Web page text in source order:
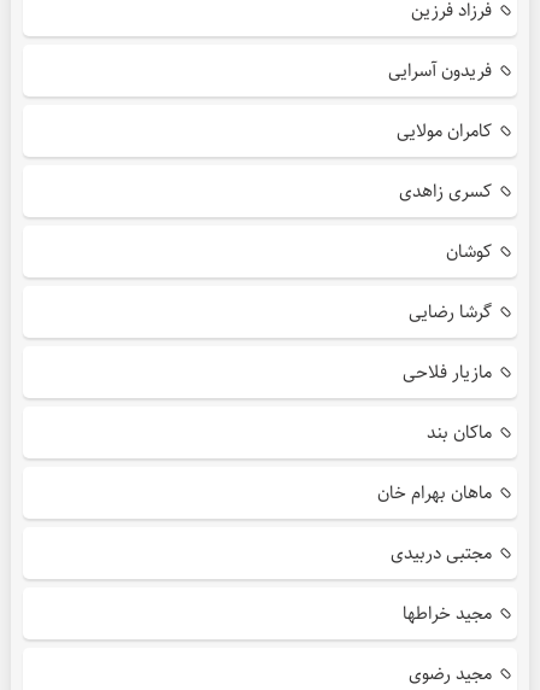
فرزاد فرزین
فریدون آسرایی
کامران مولایی
کسری زاهدی
کوشان
گرشا رضایی
مازیار فلاحی
ماکان بند
ماهان بهرام خان
مجتبی دربیدی
مجید خراطها
مجید رضوی